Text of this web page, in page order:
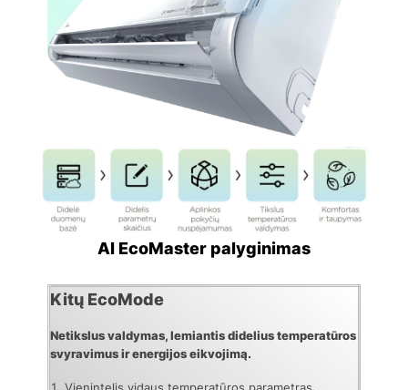
AI EcoMaster palyginimas
Kitų EcoMode
Netikslus valdymas, lemiantis didelius temperatūros
svyravimus ir energijos eikvojimą.
Vienintelis vidaus temperatūros parametras.